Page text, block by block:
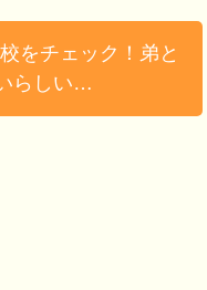
をチェック！弟と
らしい…